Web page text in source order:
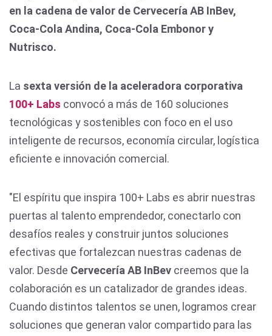
en la cadena de valor de Cervecería AB InBev,
Coca-Cola Andina, Coca-Cola Embonor y
Nutrisco.
La sexta versión de la aceleradora corporativa
100+ Labs convocó a más de 160 soluciones
tecnológicas y sostenibles con foco en el uso
inteligente de recursos, economía circular, logística
eficiente e innovación comercial.
"El espíritu que inspira 100+ Labs es abrir nuestras
puertas al talento emprendedor, conectarlo con
desafíos reales y construir juntos soluciones
efectivas que fortalezcan nuestras cadenas de
valor. Desde Cervecería AB InBev creemos que la
colaboración es un catalizador de grandes ideas.
Cuando distintos talentos se unen, logramos crear
soluciones que generan valor compartido para las